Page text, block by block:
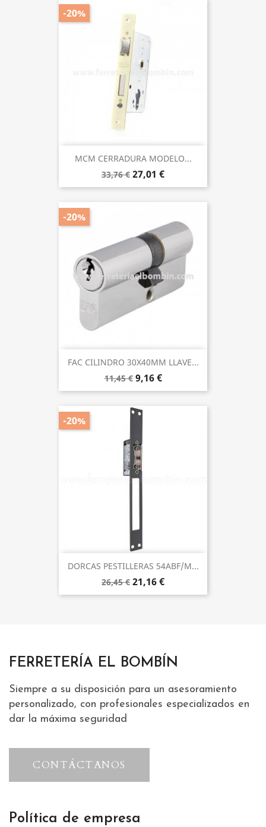
MCM CERRADURA MODELO...
33,76 € 27,01 €
-20%
FAC CILINDRO 30X40MM LLAVE...
11,45 € 9,16 €
-20%
DORCAS PESTILLERAS 54ABF/M...
26,45 € 21,16 €
-20%
FERRETERÍA EL BOMBÍN
Siempre a su disposición para un asesoramiento
personalizado, con profesionales especializados en
dar la máxima seguridad
CONTÁCTANOS
Política de empresa